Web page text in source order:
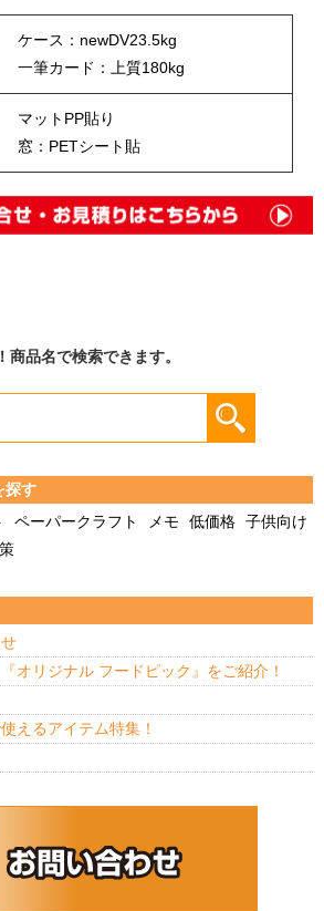
ケース：newDV23.5kg
一筆カード：上質180kg
マットPP貼り
窓：PETシート貼
品名で検索できます。
探す
ペーパークラフト メモ 低価格 子供向け
オリジナル フードピック』をご紹介！
えるアイテム特集！